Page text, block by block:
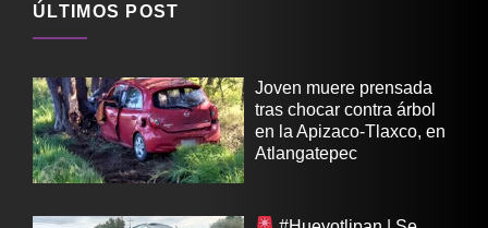
ÚLTIMOS POST
Joven muere prensada
tras chocar contra árbol
en la Apizaco-Tlaxco, en
Atlangatepec